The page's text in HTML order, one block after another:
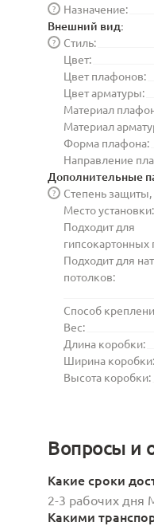
Назначение:
?
Внешний вид:
Стиль:
?
Цвет:
Цвет плафонов:
Цвет арматуры:
Материал
Материал
Форма плафона:
Направление
Дополнительные
Степень защиты,
?
Место установки:
Подходит для
гипсокартонных
Подходит для
потолков:
Способ
Вес:
Длина коробки:
Ширина коробки:
Высота коробки:
Вопросы и
Какие сроки
2-3 рабочих дня
Какими